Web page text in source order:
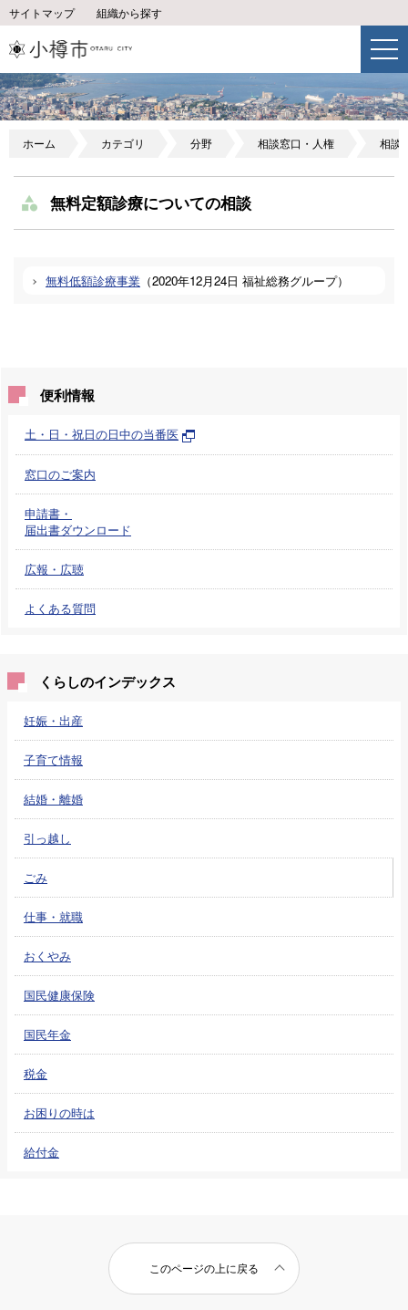
サイトマップ 組織から探す
ホーム カテゴリ 分野 相談窓口・人権 相談
無料定額診療についての相談
無料低額診療事業 （2020年12月24日 福祉総務グループ）
便利情報
土・日・祝日の日中の当番医
窓口のご案内
申請書・
届出書ダウンロード
広報・広聴
よくある質問
くらしのインデックス
妊娠・出産
子育て情報
結婚・離婚
引っ越し
ごみ
仕事・就職
おくやみ
国民健康保険
国民年金
税金
お困りの時は
給付金
このページの上に戻る